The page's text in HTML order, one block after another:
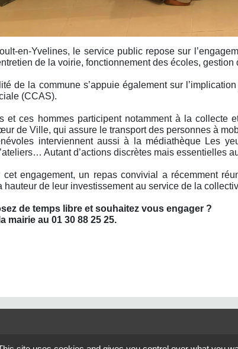
en-Yvelines, le service public repose sur
de la voirie, fonctionnement des écoles,
de la commune s’appuie également sur
(CCAS).
et ces hommes participent notamment à la collecte
de Ville, qui assure le transport des personnes à
interviennent aussi à la médiathèque Les
Autant d’actions discrètes mais essentielles
cet engagement, un repas convivial a récemment
hauteur de leur investissement au service de la
de temps libre et souhaitez vous engager ?
mairie au 01 30 88 25 25.